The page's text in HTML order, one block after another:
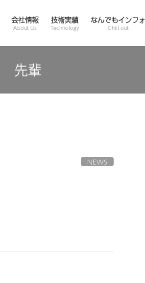
会社情報
About Us
技術実績
Technology
なんでもインフォ
Chill out
先輩
NEWS